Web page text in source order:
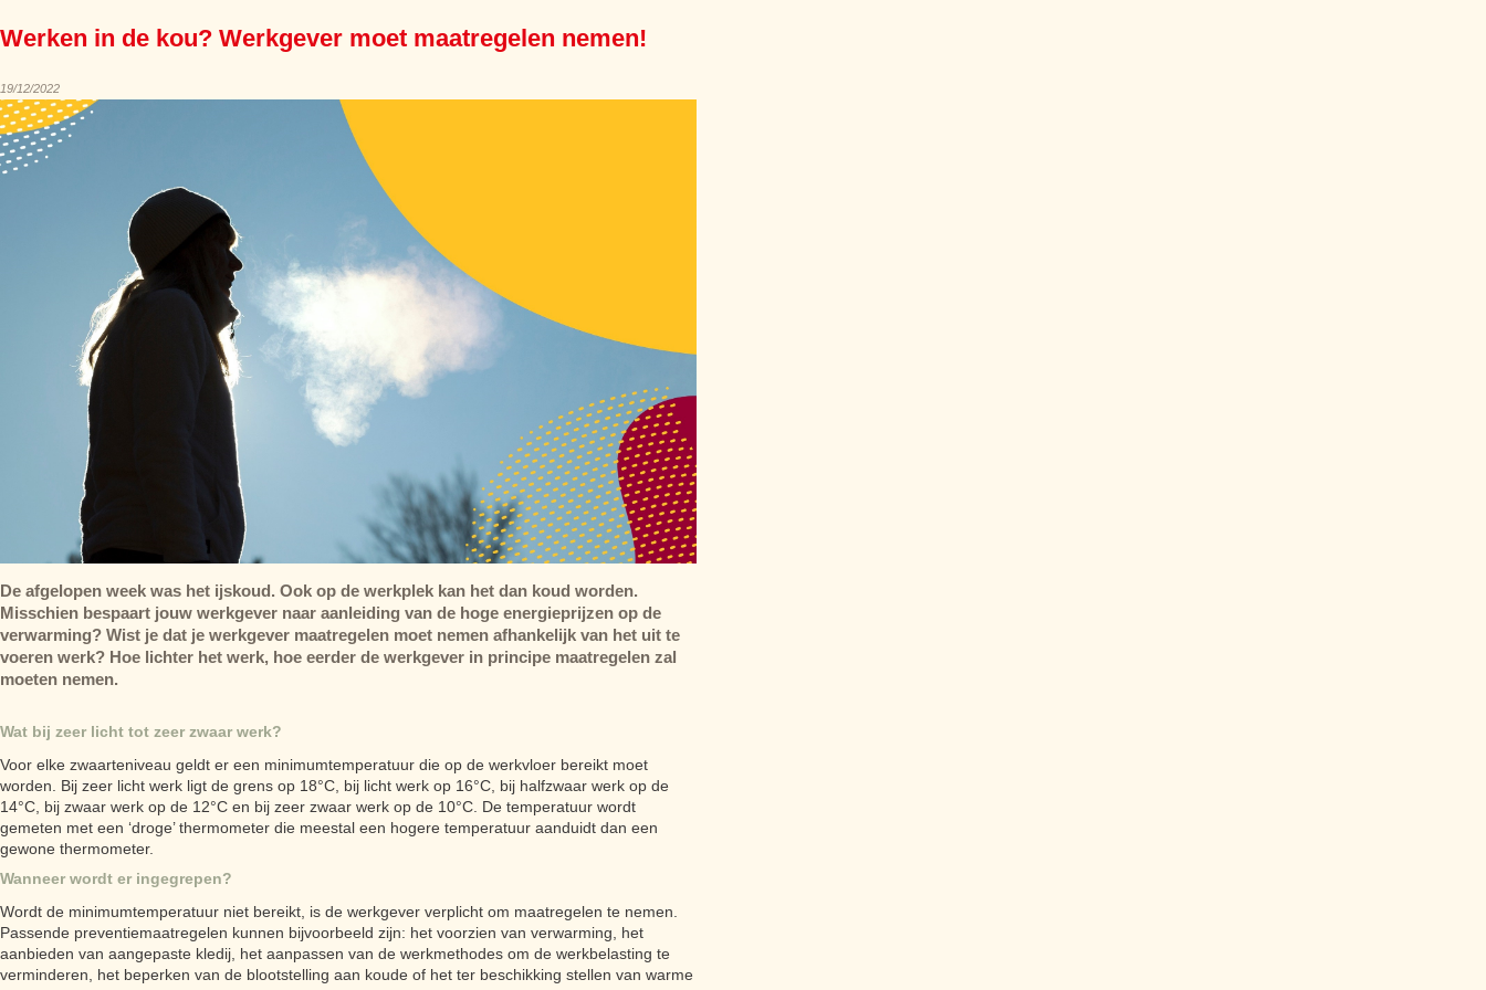
Werken in de kou? Werkgever moet maatregelen nemen!
19/12/2022
De afgelopen week was het ijskoud. Ook op de werkplek kan het dan koud worden.
Misschien bespaart jouw werkgever naar aanleiding van de hoge energieprijzen op de
verwarming? Wist je dat je werkgever maatregelen moet nemen afhankelijk van het uit te
voeren werk? Hoe lichter het werk, hoe eerder de werkgever in principe maatregelen zal
moeten nemen.
Wat bij zeer licht tot zeer zwaar werk?
Voor elke zwaarteniveau geldt er een minimumtemperatuur die op de werkvloer bereikt moet
worden. Bij zeer licht werk ligt de grens op 18°C, bij licht werk op 16°C, bij halfzwaar werk op de
14°C, bij zwaar werk op de 12°C en bij zeer zwaar werk op de 10°C. De temperatuur wordt
gemeten met een ‘droge’ thermometer die meestal een hogere temperatuur aanduidt dan een
gewone thermometer.
Wanneer wordt er ingegrepen?
Wordt de minimumtemperatuur niet bereikt, is de werkgever verplicht om maatregelen te nemen.
Passende preventiemaatregelen kunnen bijvoorbeeld zijn: het voorzien van verwarming, het
aanbieden van aangepaste kledij, het aanpassen van de werkmethodes om de werkbelasting te
verminderen, het beperken van de blootstelling aan koude of het ter beschikking stellen van warme